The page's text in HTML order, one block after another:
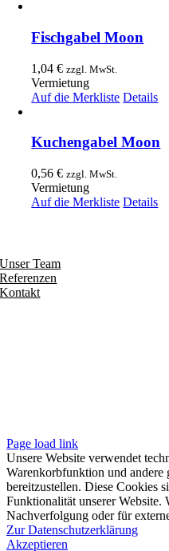
Fischgabel Moon
1,04€ zzgl. MwSt.
Vermietung
Auf die Merkliste Details
Kuchengabel Moon
0,56€ zzgl. MwSt.
Vermietung
Auf die Merkliste Details
Unser Team
Referenzen
Kontakt
Page load link
Unsere Website verwendet
Warenkorbfunktion und andere
bereitzustellen. Diese Cookies
Funktionalität unserer
Nachverfolgung oder für
Zur Datenschutzerklärung
Akzeptieren